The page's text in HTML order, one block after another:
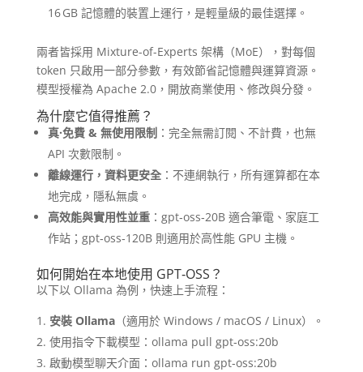
16 GB 記憶體的裝置上運行，是輕量級的最佳選擇。
兩者皆採用 Mixture-of-Experts 架構（MoE），對每個
token 只啟用一部分參數，有效節省記憶體與運算資源。
模型授權為 Apache 2.0，開放商業使用、修改與分發。
為什麼它值得推薦？
真·免費 & 無使用限制 ：完全無需訂閱、不計費，也無
API 次數限制。
離線運行，資料更安全：不連網執行，所有運算都在本
地完成，隱私無虞。
高效能與實用性並重：gpt‑oss‑20B 適合筆電、家庭工
作站；gpt‑oss‑120B 則適用於高性能 GPU 主機。
如何開始在本地使用 GPT‑OSS？
以下以 Ollama 為例，快速上手流程：
安裝 Ollama（適用於 Windows / macOS / Linux）。
使用指令下載模型：ollama pull gpt‑oss:20b
啟動模型聊天介面：ollama run gpt‑oss:20b